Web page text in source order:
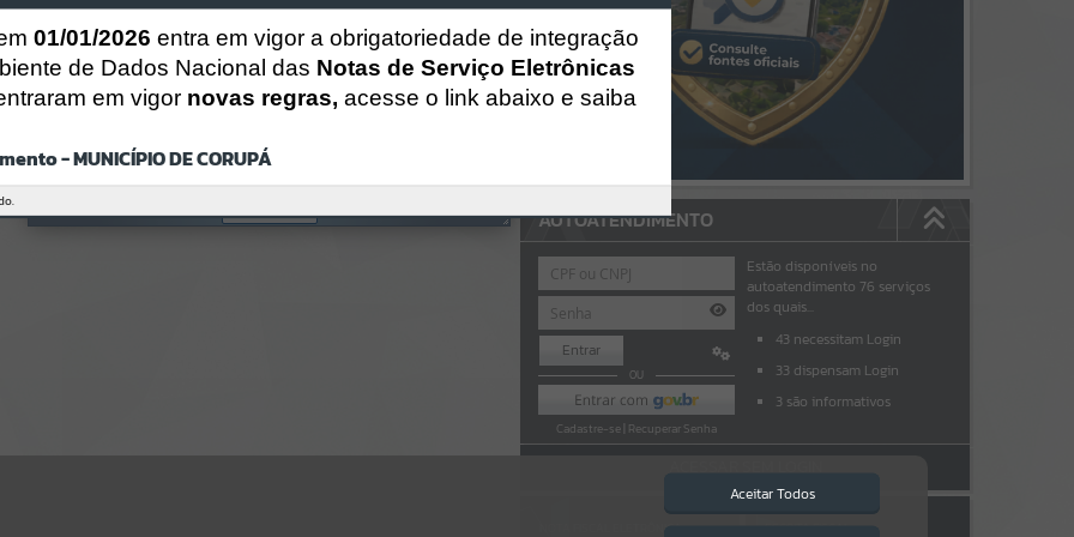
AUTOATENDIMENTO
Entrar
OU
Cadastre-se Recuperar Senha
Estão disponíveis no
autoatendimento 76 serviços
dos quais...
43 necessitam Login
33 dispensam Login
3 são informativos
ACESSAR SEM LOGIN
NOTA FISCAL ELETRÔNICA ESCRITA FISCAL
Aceitar Todos
01/01/2026 entra em vigor a obrigatoriedade de integração
de Dados Nacional das Notas de Serviço Eletrônicas
em vigor novas regras, acesse o link abaixo e saiba
- MUNICÍPIO DE CORUPÁ
Ocorreu um erro de script:
Uncaught SyntaxError: Unexpected token '('
https://corupa.atende.net/https:/corupa.atende.net/cidadao/pagina/g
abinete-
_dd63a725aa1a3e42e62571aa199b67e2.js?v=816ac05d:47
OK